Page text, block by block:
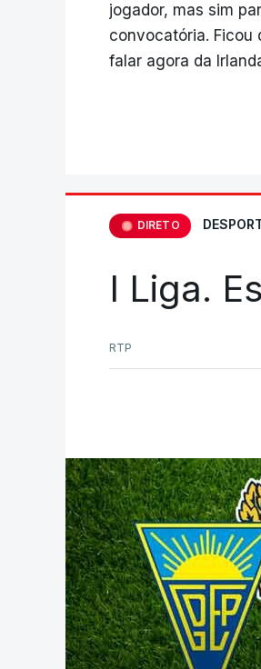
jogador, mas sim
convocatória. Ficou
falar agora da
DIRETO
I Liga.
RTP